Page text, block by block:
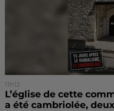
11h12
L’église de cette
a été cambriolée,